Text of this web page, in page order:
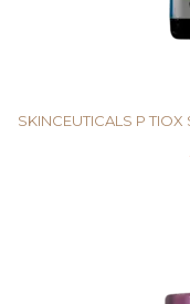
SKINCEUTICALS P